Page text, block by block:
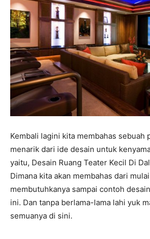
Kembali lagini kita membahas sebuah
menarik dari ide desain untuk
yaitu, Desain Ruang Teater Kecil Di
Dimana kita akan membahas dari
membutuhkanya sampai contoh
ini. Dan tanpa berlama-lama lahi yuk
semuanya di sini.